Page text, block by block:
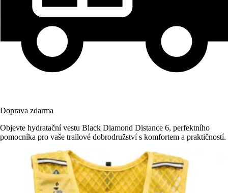
Doprava zdarma
Objevte hydratační vestu Black Diamond Distance 6, perfektního
pomocníka pro vaše trailové dobrodružství s komfortem a praktičností.